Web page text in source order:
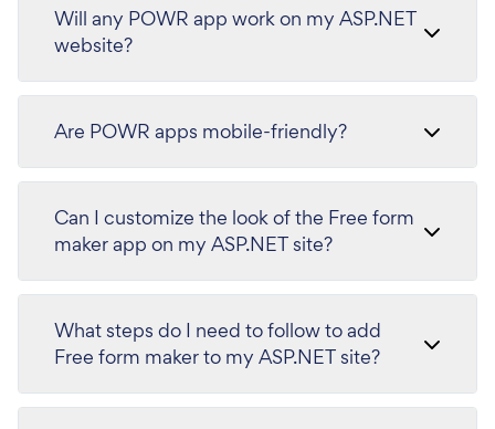
Will any POWR app work on my ASP.NET
website?
Are POWR apps mobile-friendly?
Can I customize the look of the Free form
maker app on my ASP.NET site?
What steps do I need to follow to add
Free form maker to my ASP.NET site?